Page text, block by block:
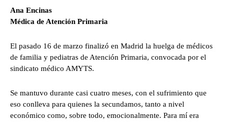
Ana Encinas
Médica de Atención Primaria
El pasado 16 de marzo finalizó en Madrid la huelga de médicos
de familia y pediatras de Atención Primaria, convocada por el
sindicato médico AMYTS.
Se mantuvo durante casi cuatro meses, con el sufrimiento que
eso conlleva para quienes la secundamos, tanto a nivel
económico como, sobre todo, emocionalmente. Para mí era